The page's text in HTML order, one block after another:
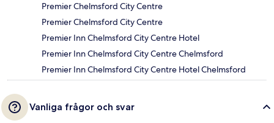
Premier Chelmsford City Centre
Premier Chelmsford City Centre
Premier Inn Chelmsford City Centre Hotel
Premier Inn Chelmsford City Centre Chelmsford
Premier Inn Chelmsford City Centre Hotel Chelmsford
Vanliga frågor och svar